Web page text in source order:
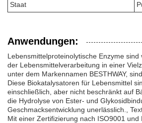
Staat
Anwendungen:
Lebensmittelproteinolytische Enzyme
der Lebensmittelverarbeitung in einer
unter dem Markennamen BESTHWAY,
Diese Biokatalysatoren für Lebensmittel
einschließlich, aber nicht beschränkt auf
die Hydrolyse von Ester- und
Geschmacksentwicklung unerlässlich.,
Mit einer Zertifizierung nach ISO9001